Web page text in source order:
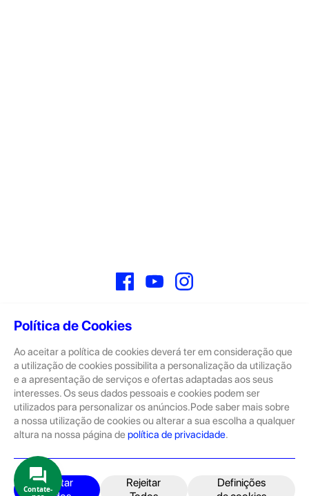
Política de Cookies
Ao aceitar a política de cookies deverá ter em consideração que
a utilização de cookies possibilita a personalização da utilização
e a apresentação de serviços e ofertas adaptadas aos seus
interesses. Os seus dados pessoais e cookies podem ser
utilizados para personalizar os anúncios.Pode saber mais sobre
a nossa utilização de cookies ou alterar a sua escolha a qualquer
altura na nossa página de política de privacidade.
Aceitar
Rejeitar
Definições
FacebookYouTube
Sobre
A GeekStore é a tua loja de produtos seminovos e novos Apple.
Tratam-se de dispositivos com pouco uso, exposição de loja ou
Novos.
Os seminovos são sempre sujeitos a uma inspeção rigorosa
pelas equipas técnicas que connosco trabalham.
Produtos e Serviços
iPhone
Contate-